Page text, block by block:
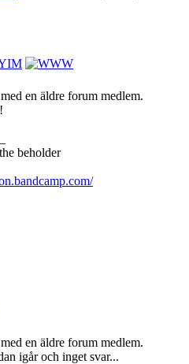
en äldre forum medlem.
beholder
en äldre forum medlem.
igår och inget svar...